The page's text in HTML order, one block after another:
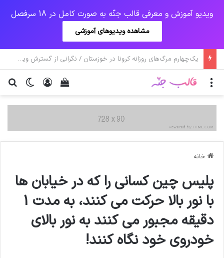
ویدیو آموزش و معرفی قالب جنّه به صورت کامل در 18 سرفصل
مشاهده ویدیوهای آموزشی
اولیانوف: صدور قطعنامه‌های علیه ایران احیای برجام را دشوار می‌کند
تغییر ورود
دیدن سبد خرید منو
خانه
پلیس چین کسانی را که در خیابان ها
با نور بالا حرکت می کنند، به مدت 1
دقیقه مجبور می کنند به نور بالای
خودروی خود نگاه کنند!